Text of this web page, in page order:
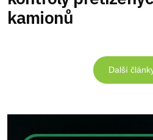
kamionů
Další